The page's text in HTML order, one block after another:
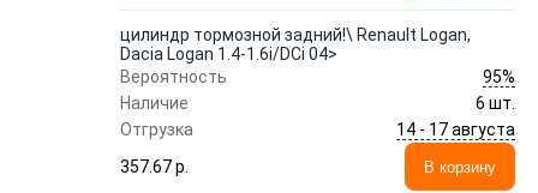
цилиндр тормозной задний!\ Renault Logan,
Dacia Logan 1.4-1.6i/DCi 04>
Вероятность
95%
Наличие
6 шт.
Отгрузка
14 - 17 августа
357.67 p.
В корзину